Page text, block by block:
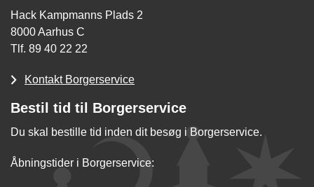
Hack Kampmanns Plads 2
8000 Aarhus C
Tlf. 89 40 22 22
Kontakt Borgerservice
Bestil tid til Borgerservice
Du skal bestille tid inden dit besøg i Borgerservice.
Åbningstider i Borgerservice: